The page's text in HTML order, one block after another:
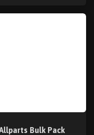
Bulk Pack